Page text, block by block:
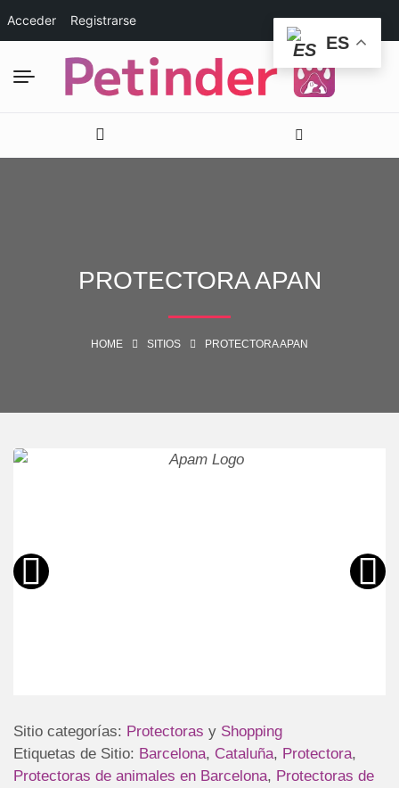
Acceder Registrarse
PROTECTORA APAN
HOME SITIOS PROTECTORA APAN
Sitio categorías: Protectoras y Shopping
Etiquetas de Sitio: Barcelona, Cataluña, Protectora,
Protectoras de animales en Barcelona, Protectoras de
ES